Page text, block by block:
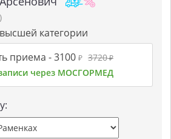
категории
приема -3100 ₽ 3720₽
через МОСГОРМЕД